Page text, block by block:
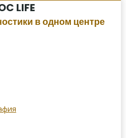
LIFE
в одном центре